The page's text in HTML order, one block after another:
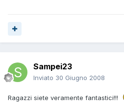
Sampei23
Inviato 30 Giugno 2008
Ragazzi siete veramente fantastici!!!